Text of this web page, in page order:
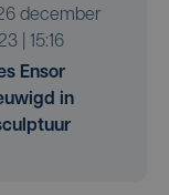
| 15:16
Ensor
in